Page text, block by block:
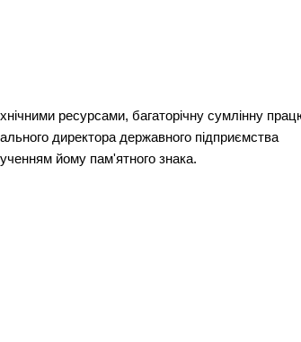
ресурсами, багаторічну сумлінну
директора державного підприємства
йому пам'ятного знака.